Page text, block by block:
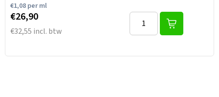
€1,08per ml
€26,90
€32,55 incl. btw